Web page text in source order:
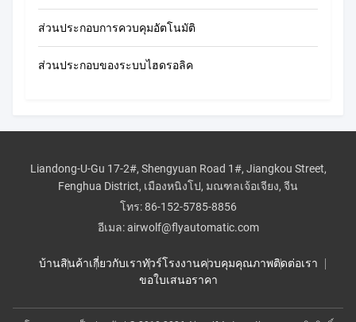
ส่วนประกอบการควบคุมอัตโนมัติ
ส่วนประกอบของระบบไฮดรอลิค
Liandong-U-Gu 17-2#, Shengyuan Road 1#, Jiangkou Street,
Fenghua District, เมืองหนิงโป, มณฑลเจ้อเจียง, จีน
โทร:86-152-5785-8856
อีเมล:airwolf@flyautomatic.com
บ้านสินค้าเกี่ยวกับเราทัวร์โรงงานควบคุมคุณภาพติดต่อเรา
ขอใบเสนอราคา